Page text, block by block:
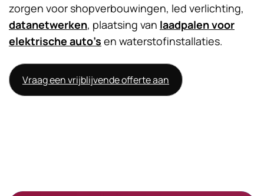
zorgen voor shopverbouwingen, led verlichting,
datanetwerken, plaatsing van laadpalen voor
elektrische auto’s en waterstofinstallaties.
Vraag een vrijblijvende offerte aan